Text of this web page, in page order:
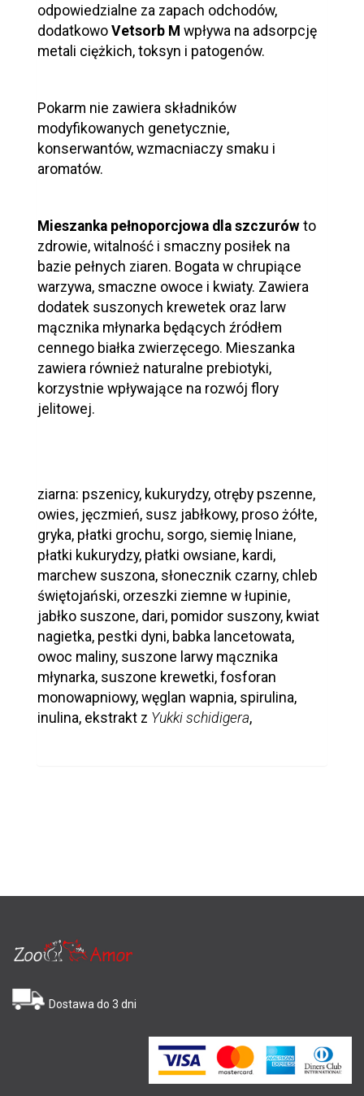
odpowiedzialne za zapach odchodów,
dodatkowo Vetsorb M wpływa na adsorpcję
metali ciężkich, toksyn i patogenów.
Pokarm nie zawiera składników
modyfikowanych genetycznie,
konserwantów, wzmacniaczy smaku i
aromatów.
Mieszanka pełnoporcjowa dla szczurów to
zdrowie, witalność i smaczny posiłek na
bazie pełnych ziaren. Bogata w chrupiące
warzywa, smaczne owoce i kwiaty. Zawiera
dodatek suszonych krewetek oraz larw
mącznika młynarka będących źródłem
cennego białka zwierzęcego. Mieszanka
zawiera również naturalne prebiotyki,
korzystnie wpływające na rozwój flory
jelitowej.
ziarna: pszenicy, kukurydzy, otręby pszenne,
owies, jęczmień, susz jabłkowy, proso żółte,
gryka, płatki grochu, sorgo, siemię lniane,
płatki kukurydzy, płatki owsiane, kardi,
marchew suszona, słonecznik czarny, chleb
świętojański, orzeszki ziemne w łupinie,
jabłko suszone, dari, pomidor suszony, kwiat
nagietka, pestki dyni, babka lancetowata,
owoc maliny, suszone larwy mącznika
młynarka, suszone krewetki, fosforan
monowapniowy, węglan wapnia, spirulina,
inulina, ekstrakt z Yukki schidigera,
Dostawa do 3 dni